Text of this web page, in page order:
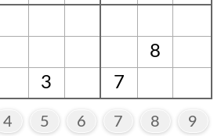
8
3 7
4 5 6 7 8 9